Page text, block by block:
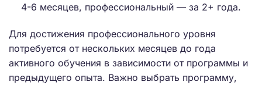
4-6 месяцев, профессиональный — за 2+ года.
Для достижения профессионального уровня
потребуется от нескольких месяцев до года
активного обучения в зависимости от программы и
предыдущего опыта. Важно выбрать программу,